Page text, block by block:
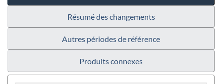
Résumé des changements
Autres périodes de référence
Produits connexes